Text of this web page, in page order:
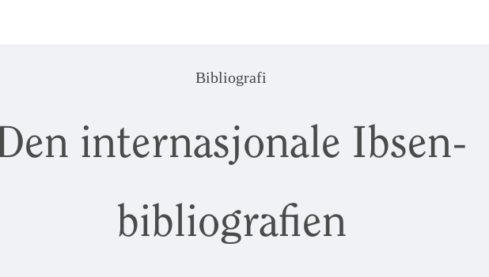
Bibliografi
internasjonale Ibsen-
bibliografien